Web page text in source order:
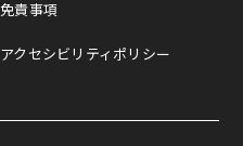
免責事項
アクセシビリティポリシー